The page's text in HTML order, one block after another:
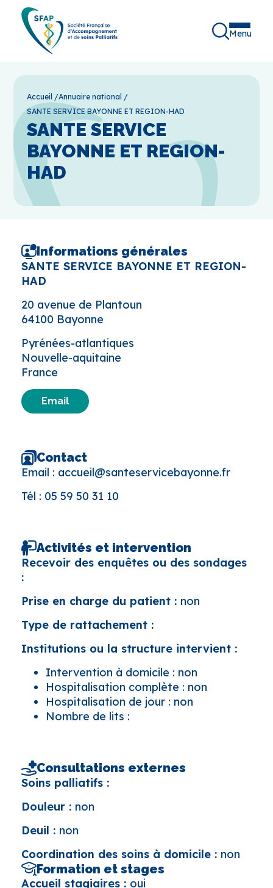
Menu
Accueil /Annuaire national /
SANTE SERVICE BAYONNE ET REGION-HAD
SANTE SERVICE
BAYONNE ET REGION-
HAD
Informations générales
SANTE SERVICE BAYONNE ET REGION-
HAD
20 avenue de Plantoun
64100 Bayonne
Pyrénées-atlantiques
Nouvelle-aquitaine
France
Email
Contact
Email : accueil@santeservicebayonne.fr
Tél : 05 59 50 31 10
Activités et intervention
Recevoir des enquêtes ou des sondages
:
Prise en charge du patient : non
Type de rattachement :
Institutions ou la structure intervient :
Intervention à domicile : non
Hospitalisation complète : non
Hospitalisation de jour : non
Nombre de lits :
Consultations externes
Soins palliatifs :
Douleur : non
Deuil : non
Coordination des soins à domicile : non
Formation et stages
Accueil stagiaires : oui